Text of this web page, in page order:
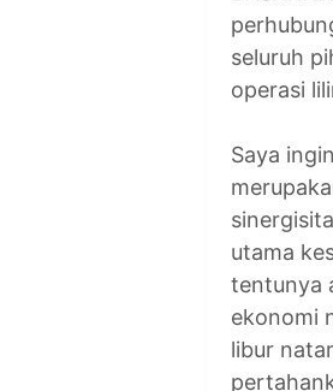
seluruh
operasi
Saya
utama
tentunya
ekonomi
libur